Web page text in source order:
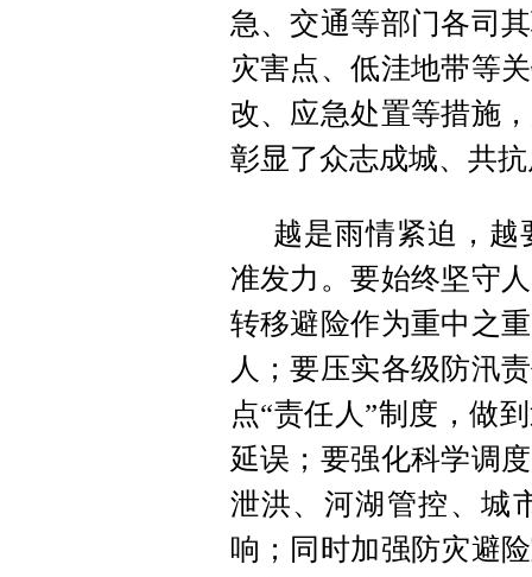
急、交通等部门各司
灾害点、低洼地带等
改、应急处置等措施
彰显了众志成城、共
越是雨情紧迫，
准发力。要始终坚守
转移避险作为重中之
人；要压实各级防汛
点“责任人”制度，做
延误；要强化科学调
泄洪、河湖管控、城
响；同时加强防灾避